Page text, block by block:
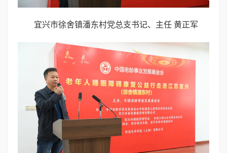
宜兴市徐舍镇潘东村党总支书记、主任 黄正军